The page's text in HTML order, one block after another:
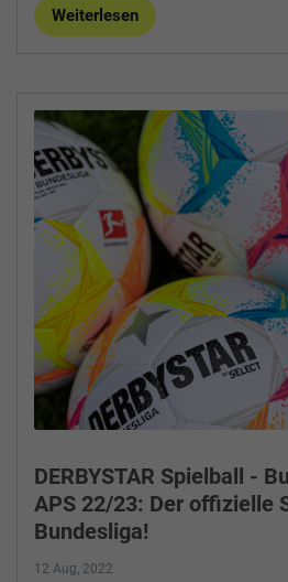
Weiterlesen
DERBYSTAR Spielball -
APS 22/23: Der offizielle
Bundesliga!
12 Aug, 2022